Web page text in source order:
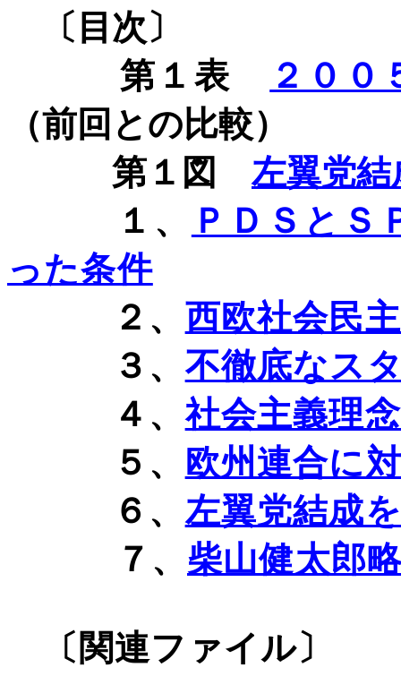
〔目次〕
第１表
２００
（前回との比較）
第１図 左翼党
１、
ＰＤＳとＳ
った条件
２、 西欧社会民
３、 不徹底なス
４、社会主義理
５、
欧州連合に
６、 左翼党結成
７、 柴山健太郎
〔関連フ